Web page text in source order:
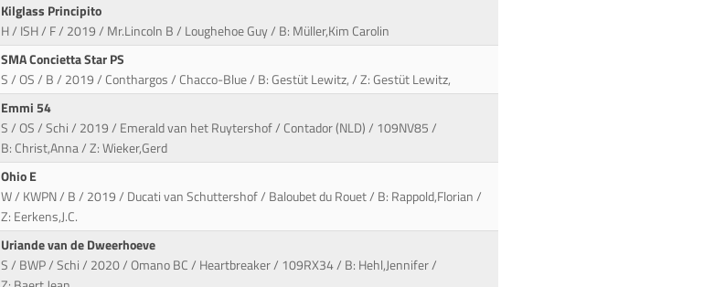
Kilglass Principito
H / ISH / F / 2019 / Mr.Lincoln B / Loughehoe Guy / B: Müller,Kim Carolin
SMA Concietta Star PS
S / OS / B / 2019 / Conthargos / Chacco-Blue / B: Gestüt Lewitz, / Z: Gestüt Lewitz,
Emmi 54
S / OS / Schi / 2019 / Emerald van het Ruytershof / Contador (NLD) / 109NV85 /
B: Christ,Anna / Z: Wieker,Gerd
Ohio E
W / KWPN / B / 2019 / Ducati van Schuttershof / Baloubet du Rouet / B: Rappold,Florian /
Z: Eerkens,J.C.
Uriande van de Dweerhoeve
S / BWP / Schi / 2020 / Omano BC / Heartbreaker / 109RX34 / B: Hehl,Jennifer /